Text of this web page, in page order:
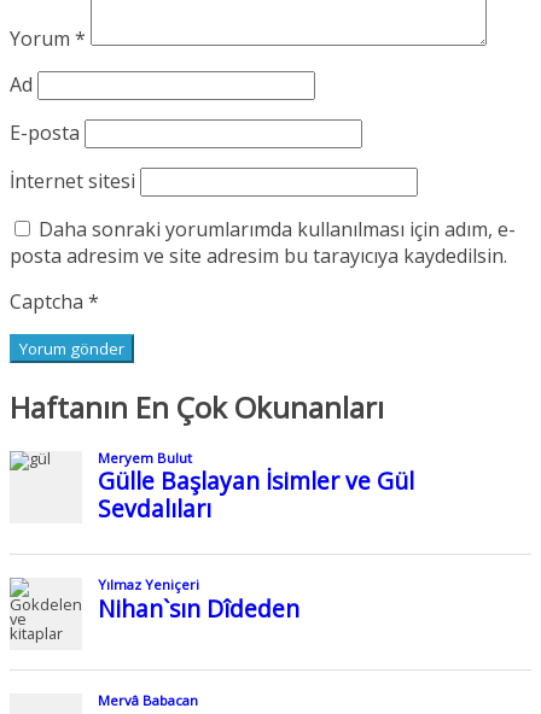
Yorum *
Ad
E-posta
İnternet sitesi
Daha sonraki yorumlarımda kullanılması için adım, e-
posta adresim ve site adresim bu tarayıcıya kaydedilsin.
Captcha *
Haftanın En Çok Okunanları
Meryem Bulut
Gülle Başlayan İsimler ve Gül
Sevdalıları
Yılmaz Yeniçeri
Nihan`sın Dîdeden
Mervâ Babacan